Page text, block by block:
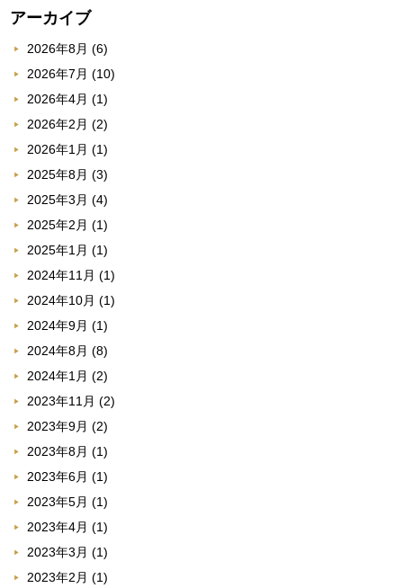
アーカイブ
2026年8月 (6)
2026年7月 (10)
2026年4月 (1)
2026年2月 (2)
2026年1月 (1)
2025年8月 (3)
2025年3月 (4)
2025年2月 (1)
2025年1月 (1)
2024年11月 (1)
2024年10月 (1)
2024年9月 (1)
2024年8月 (8)
2024年1月 (2)
2023年11月 (2)
2023年9月 (2)
2023年8月 (1)
2023年6月 (1)
2023年5月 (1)
2023年4月 (1)
2023年3月 (1)
2023年2月 (1)